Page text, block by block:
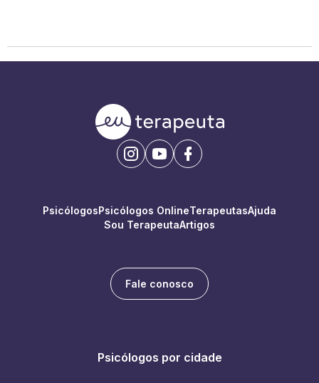
PsicólogosPsicólogos OnlineTerapeutasAjuda
Sou TerapeutaArtigos
Fale conosco
Psicólogos por cidade